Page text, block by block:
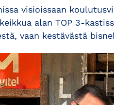
visioissaan
alan TOP 3-
vaan kestävästä